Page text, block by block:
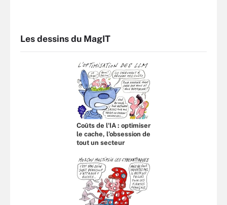
Les dessins du MagIT
Coûts de l'IA : optimiser
le cache, l’obsession de
tout un secteur